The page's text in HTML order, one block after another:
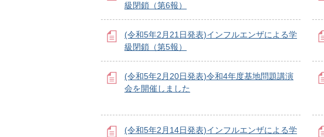
級閉鎖（第6報）
(令和5年2月21日発表)インフルエンザによる学
級閉鎖（第5報）
(令和5年2月20日発表)令和4年度基地問題講演
会を開催しました
(令和5年2月14日発表)インフルエンザによる学